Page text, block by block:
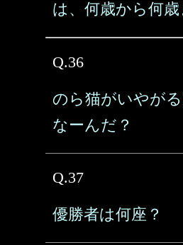
は、何歳から何歳
Q.36
のら猫がいやがる
なーんだ？
Q.37
優勝者は何座？